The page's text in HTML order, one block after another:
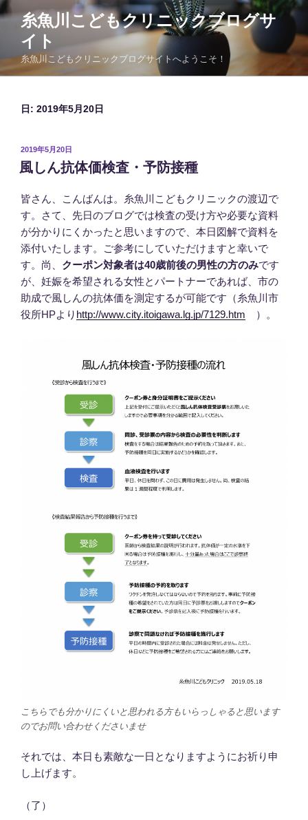
コ
ン
ツ
糸魚川こどもクリニックブログサ
イト
糸魚川こどもクリニックブログサイトへようこそ！
日: 2019年5月20日
投
稿
日:
2019年5月20日
風しん抗体価検査・予防接種
皆さん、こんばんは。糸魚川こどもクリニックの渡辺で
す。さて、先日のブログでは検査の受け方や必要な資料
が分かりにくかったと思いますので、本日図解で資料を
添付いたします。ご参考にしていただけますと幸いで
す。尚、 クーポン対象者は40歳前後の男性の方のみです
が、妊娠を希望される女性とパートナーであれば、市の
助成で風しんの抗体価を測定するが可能です（糸魚川市
役所HPより http://www.city.itoigawa.lg.jp/7129.htm ）。
こちらでも分かりにくいと思われる方もいらっしゃると思います
のでお問い合わせくださいませ
それでは、本日も素敵な一日となりますようにお祈り申
し上げます。
（了）